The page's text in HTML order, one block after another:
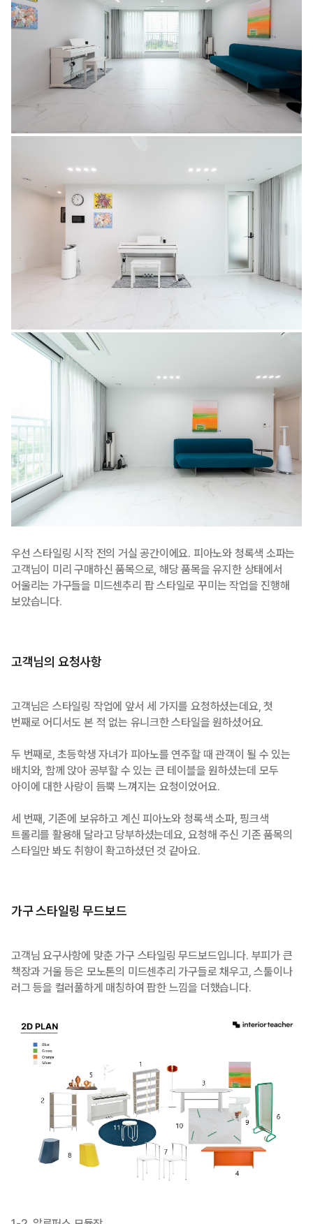
우선 스타일링 시작 전의 거실 공간이에요. 피아노와 청록색 소파는
고객님이 미리 구매하신 품목으로, 해당 품목을 유지한 상태에서
어울리는 가구들을 미드센추리 팝 스타일로 꾸미는 작업을 진행해
보았습니다.
고객님의 요청사항
고객님은 스타일링 작업에 앞서 세 가지를 요청하셨는데요, 첫
번째로 어디서도 본 적 없는 유니크한 스타일을 원하셨어요.
두 번째로, 초등학생 자녀가 피아노를 연주할 때 관객이 될 수 있는
배치와, 함께 앉아 공부할 수 있는 큰 테이블을 원하셨는데 모두
아이에 대한 사랑이 듬뿍 느껴지는 요청이었어요.
세 번째, 기존에 보유하고 계신 피아노와 청록색 소파, 핑크색
트롤리를 활용해 달라고 당부하셨는데요, 요청해 주신 기존 품목의
스타일만 봐도 취향이 확고하셨던 것 같아요.
가구 스타일링 무드보드
고객님 요구사항에 맞춘 가구 스타일링 무드보드입니다. 부피가 큰
책장과 거울 등은 모노톤의 미드센추리 가구들로 채우고, 스툴이나
러그 등을 컬러풀하게 매칭하여 팝한 느낌을 더했습니다.